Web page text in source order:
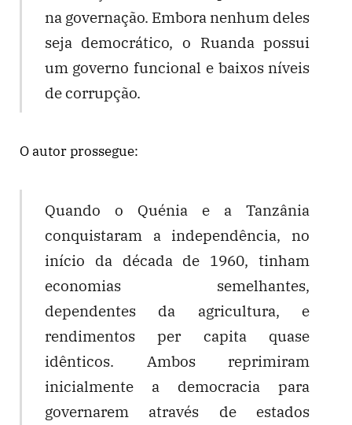
na governação. Embora nenhum deles
seja democrático, o Ruanda possui
um governo funcional e baixos níveis
de corrupção.
O autor prossegue:
Quando o Quénia e a Tanzânia
conquistaram a independência, no
início da década de 1960, tinham
economias semelhantes,
dependentes da agricultura, e
rendimentos per capita quase
idênticos. Ambos reprimiram
inicialmente a democracia para
governarem através de estados